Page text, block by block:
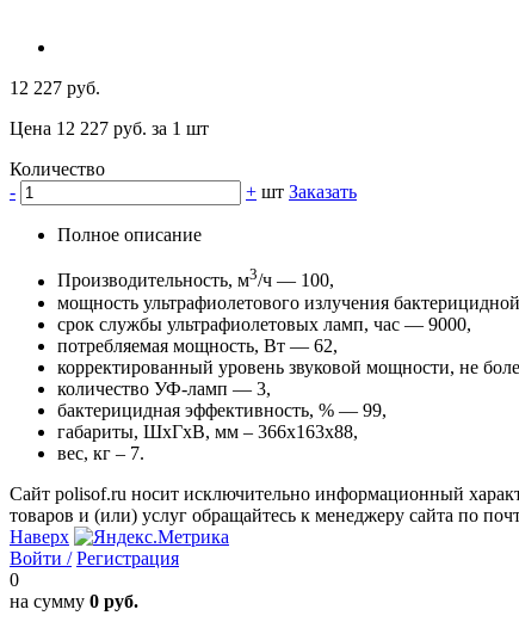
12 227 руб.
Цена 12 227 руб. за 1 шт
Количество
-
+ шт Заказать
Полное описание
Производительность, м3/ч — 100,
мощность ультрафиолетового излучения
срок службы ультрафиолетовых ламп, час — 9000,
потребляемая мощность, Вт — 62,
корректированный уровень звуковой мощности, не
количество УФ-ламп — 3,
бактерицидная эффективность, % — 99,
габариты, ШхГхВ, мм – 366х163х88,
вес, кг – 7.
Сайт polisof.ru носит исключительно информационный
товаров и (или) услуг обращайтесь к менеджеру сайта по
Наверх
Войти / Регистрация
0
на сумму 0 руб.